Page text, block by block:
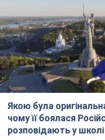
Якою була
чому її боялася
розповідають у школі